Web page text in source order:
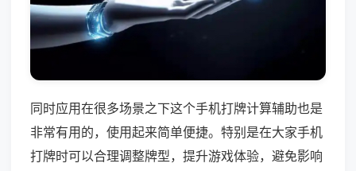
同时应用在很多场景之下这个手机打牌计算辅助也是
非常有用的，使用起来简单便捷。特别是在大家手机
打牌时可以合理调整牌型，提升游戏体验，避免影响